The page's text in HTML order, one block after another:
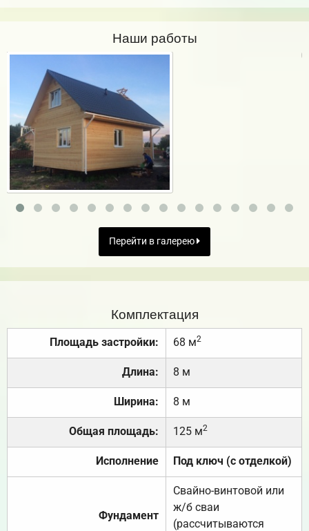
Наши работы
Перейти в галерею
Комплектация
Площадь застройки: 68 м2
Длина: 8 м
Ширина: 8 м
Общая площадь: 125 м2
Исполнение Под ключ (с отделкой)
Фундамент
Свайно-винтовой или
ж/б сваи
(рассчитываются